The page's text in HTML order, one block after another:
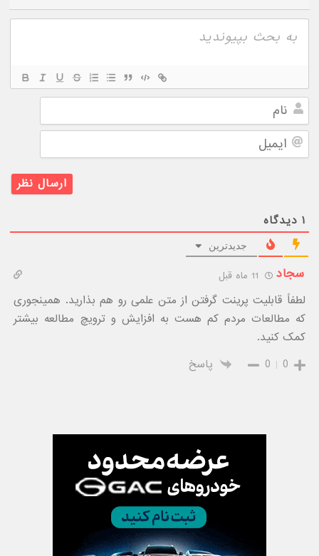
ایمیل
۱ دیدگاه
جدیدترین
سجاد
لطفاً قابلیت پرینت گرفتن از متن علمی رو هم بذارید. همینجوری
که مطالعات مردم کم هست به افزایش و ترویچ مطالعه بیشتر
کمک کنید.
0
0 پاسخ